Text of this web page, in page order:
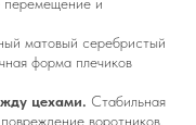
матовый серебристый
форма плечиков
цехами. Стабильная
воротников.